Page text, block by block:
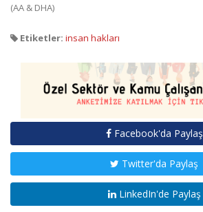
(AA & DHA)
Etiketler: insan hakları
Facebook'da Paylaş
Twitter'da Paylaş
LinkedIn'de Paylaş